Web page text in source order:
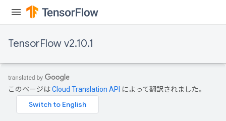
TensorFlow v2.10.1
このページはCloud Translation API によって翻訳されました。